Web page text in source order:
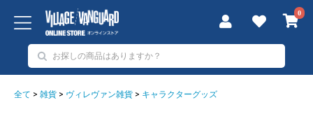
0
全て > 雑貨 > ヴィレヴァン雑貨 > キャラクターグッズ